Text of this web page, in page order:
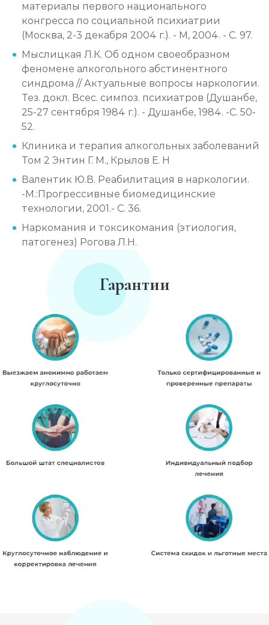
материалы первого национального
конгресса по социальной психиатрии
(Москва, 2-3 декабря 2004 г.). - М, 2004. - С. 97.
Мыслицкая Л.К. Об одном своеобразном
феномене алкогольного абстинентного
синдрома // Актуальные вопросы наркологии.
Тез. докл. Всес. симпоз. психиатров (Душанбе,
25-27 сентября 1984 г.). - Душанбе, 1984. -С. 50-
52.
Клиника и терапия алкогольных заболеваний
Том 2 Энтин Г. М., Крылов Е. Н
Валентик Ю.В. Реабилитация в наркологии.
-М.:Прогрессивные биомедицинские
технологии, 2001.- С. 36.
Наркомания и токсикомания (этиология,
патогенез) Рогова Л.Н.
Гарантии